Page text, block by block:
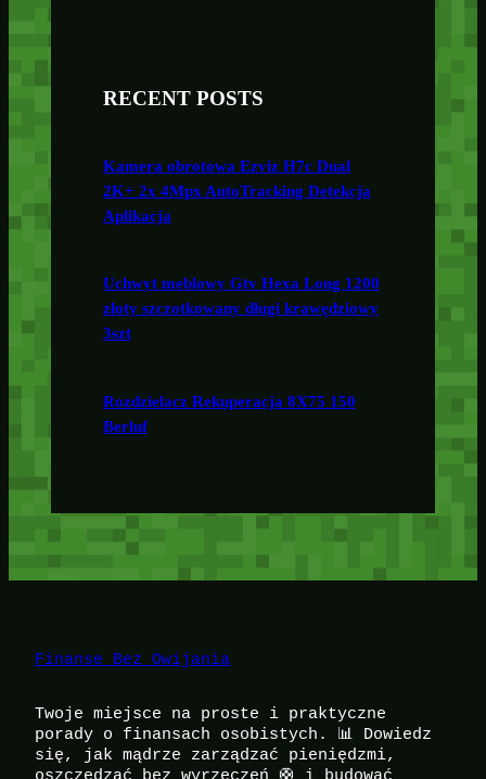
RECENT POSTS
Kamera obrotowa Ezviz H7c Dual
2K+ 2x 4Mpx AutoTracking Detekcja
Aplikacja
Uchwyt meblowy Gtv Hexa Long 1200
złoty szczotkowany długi krawędziowy
3szt
Rozdzielacz Rekuperacja 8X75 150
Berluf
Finanse Bez Owijania
Twoje miejsce na proste i praktyczne
porady o finansach osobistych. 📊 Dowiedz
się, jak mądrze zarządzać pieniędzmi,